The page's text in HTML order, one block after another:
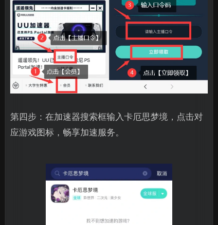
第四步：在加速器搜索框输入卡厄思梦境，点击对
应游戏图标，畅享加速服务。